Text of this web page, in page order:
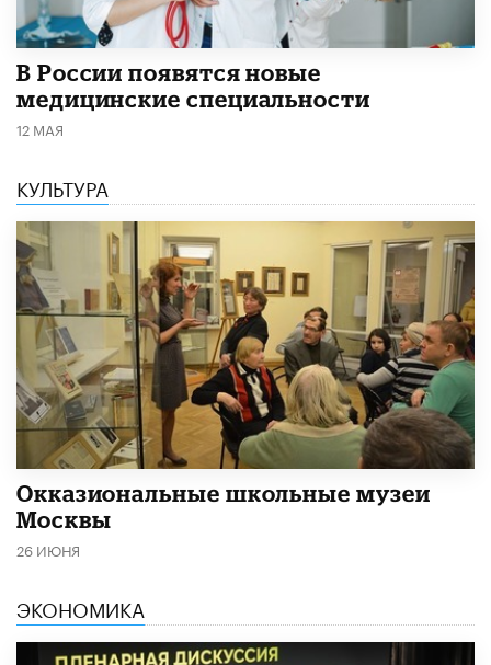
В России появятся новые
медицинские специальности
12 МАЯ
КУЛЬТУРА
​Окказиональные школьные музеи
Москвы
26 ИЮНЯ
ЭКОНОМИКА